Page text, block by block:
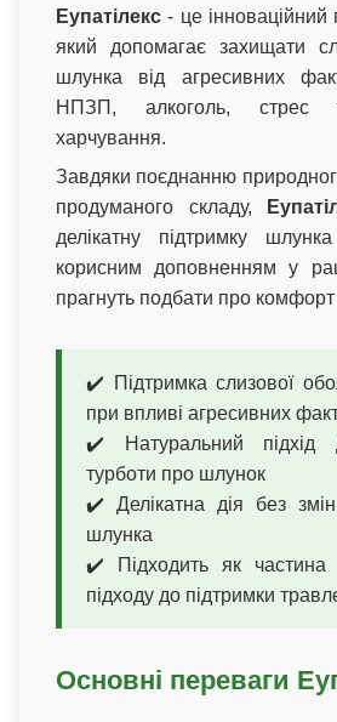
Еупатілекс - це інноваційний
який допомагає захищати
шлунка від агресивних
НПЗП, алкоголь, стрес
харчування.
Завдяки поєднанню
продуманого складу,
делікатну підтримку
корисним доповненням у
прагнуть подбати про
✔️ Підтримка слизової
при впливі агресивних
✔️ Натуральний підхід
турботи про шлунок
✔️ Делікатна дія без
шлунка
✔️ Підходить як частина
підходу до підтримки
Основні переваги